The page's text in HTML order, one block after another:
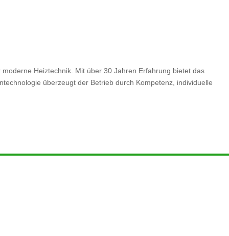
Heiztechnik. Mit über 30 Jahren Erfahrung bietet das
überzeugt der Betrieb durch Kompetenz, individuelle